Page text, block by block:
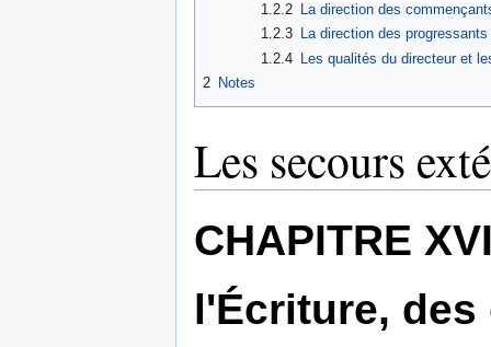
1.2.2 La direction des
1.2.3 La direction des
1.2.4 Les qualités du directeur et
2 Notes
Les secours
CHAPITRE
l'Écriture,